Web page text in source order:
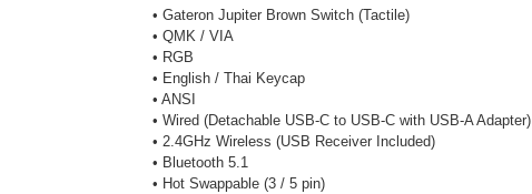
• Gateron Jupiter Brown Switch (Tactile)
• QMK / VIA
• RGB
• English / Thai Keycap
• ANSI
• Wired (Detachable USB-C to USB-C with USB-A Adapter)
• 2.4GHz Wireless (USB Receiver Included)
• Bluetooth 5.1
• Hot Swappable (3 / 5 pin)